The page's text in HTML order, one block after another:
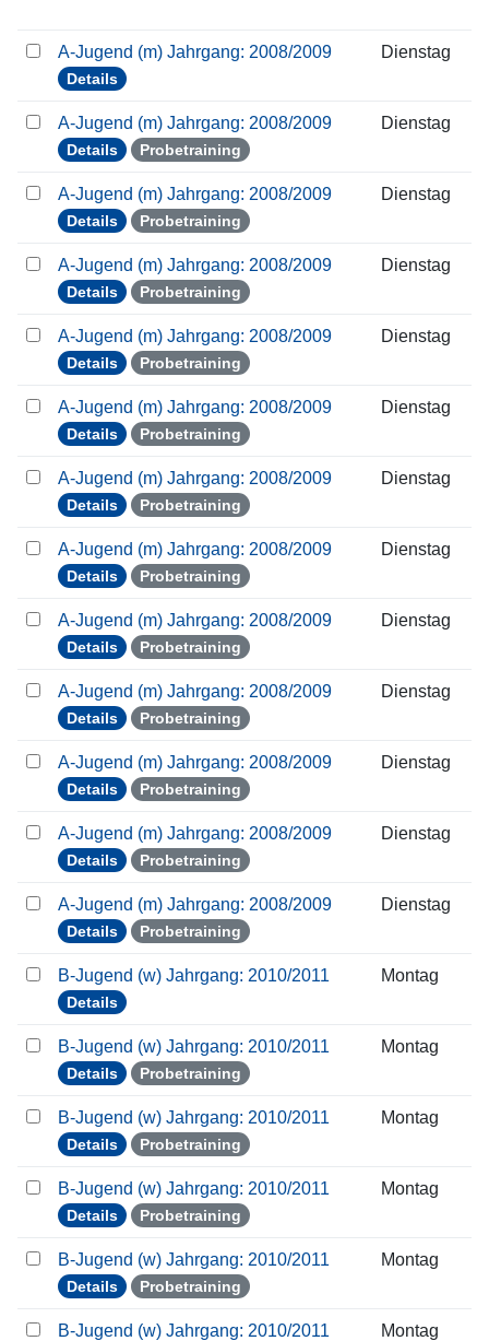
A-Jugend (m) Jahrgang: 2008/2009
Details
Dienstag
A-Jugend (m) Jahrgang: 2008/2009
Details Probetraining
Dienstag
A-Jugend (m) Jahrgang: 2008/2009
Details Probetraining
Dienstag
A-Jugend (m) Jahrgang: 2008/2009
Details Probetraining
Dienstag
A-Jugend (m) Jahrgang: 2008/2009
Details Probetraining
Dienstag
A-Jugend (m) Jahrgang: 2008/2009
Details Probetraining
Dienstag
A-Jugend (m) Jahrgang: 2008/2009
Details Probetraining
Dienstag
A-Jugend (m) Jahrgang: 2008/2009
Details Probetraining
Dienstag
A-Jugend (m) Jahrgang: 2008/2009
Details Probetraining
Dienstag
A-Jugend (m) Jahrgang: 2008/2009
Details Probetraining
Dienstag
A-Jugend (m) Jahrgang: 2008/2009
Details Probetraining
Dienstag
A-Jugend (m) Jahrgang: 2008/2009
Details Probetraining
Dienstag
A-Jugend (m) Jahrgang: 2008/2009
Details Probetraining
Dienstag
B-Jugend (w) Jahrgang: 2010/2011
Details
Montag
B-Jugend (w) Jahrgang: 2010/2011
Details Probetraining
Montag
B-Jugend (w) Jahrgang: 2010/2011
Details Probetraining
Montag
B-Jugend (w) Jahrgang: 2010/2011
Details Probetraining
Montag
B-Jugend (w) Jahrgang: 2010/2011
Details Probetraining
Montag
B-Jugend (w) Jahrgang: 2010/2011 Montag